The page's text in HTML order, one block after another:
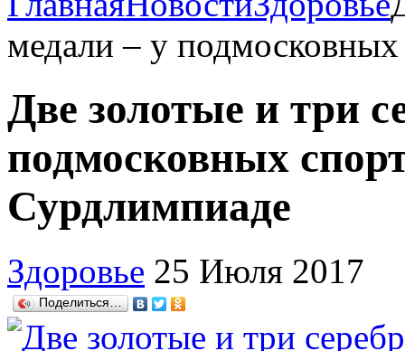
медали – у
Две золотые и три
подмосковных
Сурдлимпиаде
Здоровье 25 Июля 2017
Поделиться…